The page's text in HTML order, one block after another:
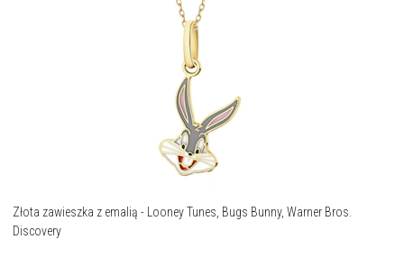
Złota zawieszka z emalią - Looney Tunes, Bugs Bunny, Warner Bros.
Discovery